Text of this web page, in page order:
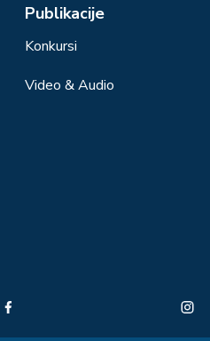
Publikacije
Konkursi
Video & Audio